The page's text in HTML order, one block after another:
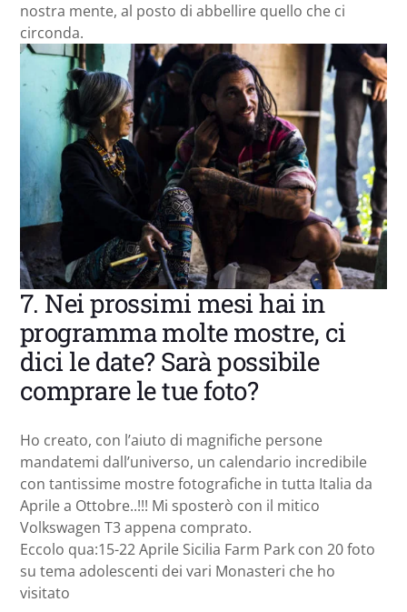
nostra mente, al posto di abbellire quello che ci
circonda.
7. Nei prossimi mesi hai in
programma molte mostre, ci
dici le date? Sarà possibile
comprare le tue foto?
Ho creato, con l’aiuto di magnifiche persone
mandatemi dall’universo, un calendario incredibile
con tantissime mostre fotografiche in tutta Italia da
Aprile a Ottobre..!!! Mi sposterò con il mitico
Volkswagen T3 appena comprato.
Eccolo qua:15-22 Aprile Sicilia Farm Park con 20 foto
su tema adolescenti dei vari Monasteri che ho
visitato